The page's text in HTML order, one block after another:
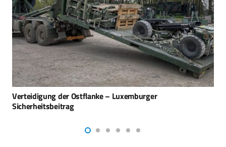
IEA MIL-OPTICS übernimmt Exklusivvertrieb von Dark
Systems